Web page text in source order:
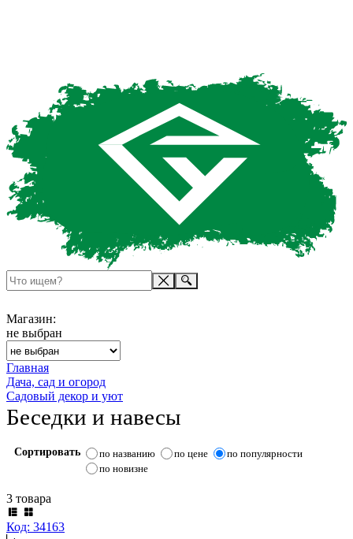
Магазин:
не выбран
Главная
Дача, сад и огород
Садовый декор и уют
Беседки и навесы
Сортировать по названию по цене
по популярности
по новизне
3 товара
Код: 34163